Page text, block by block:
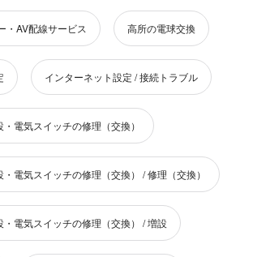
・AV配線サービス 高所の電球交換
インターネット設定 / 接続トラブル
電気スイッチの修理（交換）
電気スイッチの修理（交換） / 修理（交換）
電気スイッチの修理（交換） / 増設